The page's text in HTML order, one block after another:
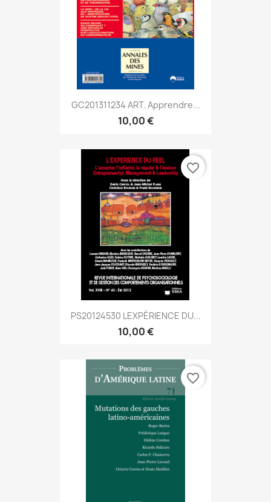
GC201311234 ART. Apprendre...
10,00 €
PS20124530 LEXPÉRIENCE DU...
10,00 €
favorite_border
favorite_border